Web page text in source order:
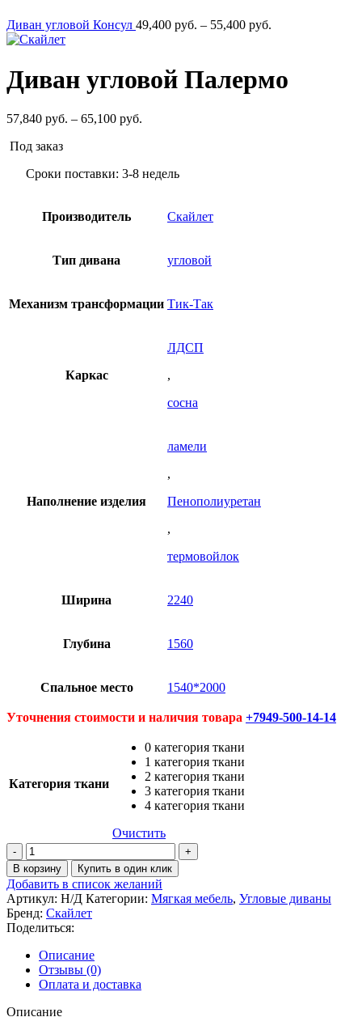
Диван угловой Консул 49,400 руб. – 55,400 руб.
–
Диван угловой Палермо
57,840 руб. – 65,100 руб.
–
Под заказ
Сроки поставки: 3-8 недель
Производитель Скайлет
Тип дивана угловой
Механизм трансформации Тик-Так
Каркас
ЛДСП
,
сосна
Наполнение изделия
ламели
,
Пенополиуретан
,
термовойлок
Ширина 2240
Глубина 1560
Спальное место 1540*2000
Уточнения стоимости и наличия товара +7949-500-14-14
Категория ткани
0 категория ткани
1 категория ткани
2 категория ткани
3 категория ткани
4 категория ткани
Очистить
Количество
товара
Диван
угловой
Палермо
В корзину Купить в один клик
Добавить в список желаний
Артикул: Н/Д Категории: Мягкая мебель, Угловые диваны
Бренд: Скайлет
Поделиться:
Описание
Отзывы (0)
Оплата и доставка
Описание